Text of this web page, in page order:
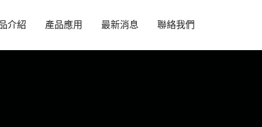
介紹 產品應用 最新消息 聯絡我們